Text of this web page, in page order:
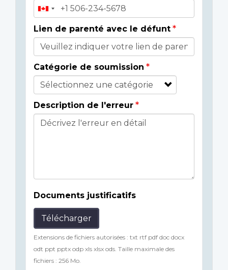
Lien de parenté avec le défunt
Catégorie de soumission
Description de l'erreur
Documents justificatifs
Télécharger
Extensions de fichiers autorisées : txt rtf pdf doc docx
odt ppt pptx odp xls xlsx ods. Taille maximale des
fichiers : 256 Mo.